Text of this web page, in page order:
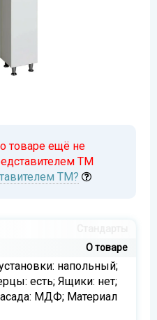
товаре ещё не
ТМ
ТМ?
О товаре
напольный;
есть; Ящики: нет;
МДФ; Материал